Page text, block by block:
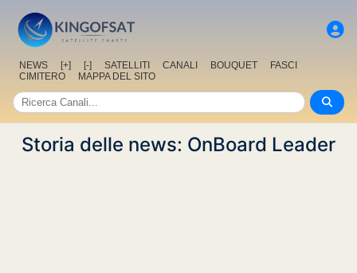
NEWS [+] [-] SATELLITI CANALI BOUQUET
FASCI
CIMITERO
MAPPA DEL SITO
Storia delle news: OnBoard Leader